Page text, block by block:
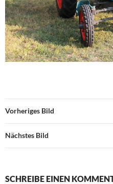
Vorheriges Bild
Nächstes Bild
SCHREIBE EINEN